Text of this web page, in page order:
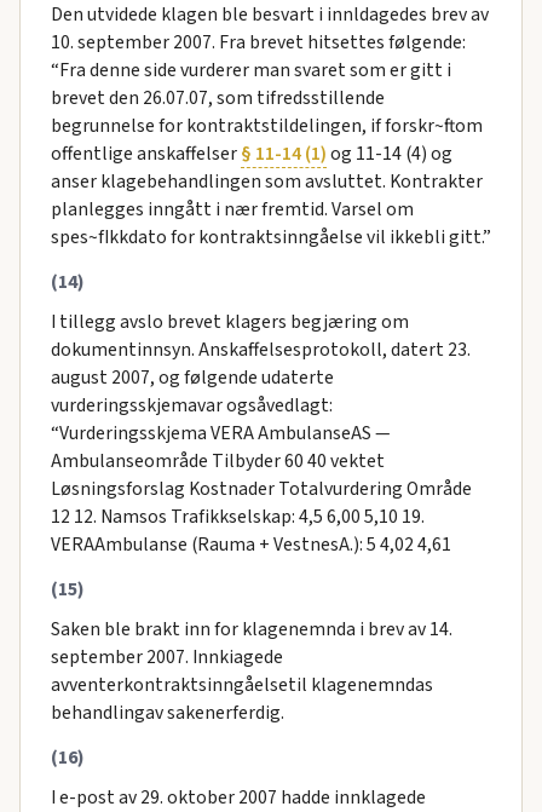
Den utvidede klagen ble besvart i innldagedes brev av
10. september 2007. Fra brevet hitsettes følgende:
“Fra denne side vurderer man svaret som er gitt i
brevet den 26.07.07, som tifredsstillende
begrunnelse for kontraktstildelingen, if forskr~ftom
offentlige anskaffelser§ 11-14 (1)og 11-14 (4) og
anser klagebehandlingen som avsluttet. Kontrakter
planlegges inngått i nær fremtid. Varsel om
spes~fIkkdato for kontraktsinngåelse vil ikkebli gitt.”
(14)
I tillegg avslo brevet klagers begjæring om
dokumentinnsyn. Anskaffelsesprotokoll, datert 23.
august 2007, og følgende udaterte
vurderingsskjemavar ogsåvedlagt:
“Vurderingsskjema VERA AmbulanseAS —
Ambulanseområde Tilbyder 60 40 vektet
Løsningsforslag Kostnader Totalvurdering Område
12 12. Namsos Trafikkselskap: 4,5 6,00 5,10 19.
VERAAmbulanse (Rauma + VestnesA.): 5 4,02 4,61
(15)
Saken ble brakt inn for klagenemnda i brev av 14.
september 2007. Innkiagede
avventerkontraktsinngåelsetil klagenemndas
behandlingav sakenerferdig.
(16)
I e-post av 29. oktober 2007 hadde innklagede